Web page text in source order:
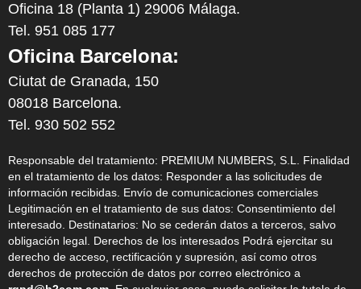
Oficina 18 (Planta 1) 29006 Málaga.
Tel. 951 085 177
Oficina Barcelona:
Ciutat de Granada, 150
08018 Barcelona.
Tel. 930 502 552
Responsable del tratamiento: PREMIUM NUMBERS, S.L. Finalidad
en el tratamiento de los datos: Responder a las solicitudes de
información recibidas. Envío de comunicaciones comerciales
Legitimación en el tratamiento de sus datos: Consentimiento del
interesado. Destinatarios: No se cederán datos a terceros, salvo
obligación legal. Derechos de los interesados Podrá ejercitar su
derecho de acceso, rectificación y supresión, así como otros
derechos de protección de datos por correo electrónico a